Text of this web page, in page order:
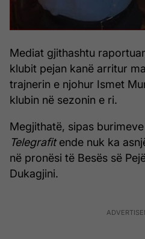
Mediat gjithashtu
klubit pejan kanë arritur
trajnerin e njohur Ismet
klubin në sezonin e ri.
Megjithatë, sipas
Telegrafitende nuk ka
në pronësi të Besës së
Dukagjini.